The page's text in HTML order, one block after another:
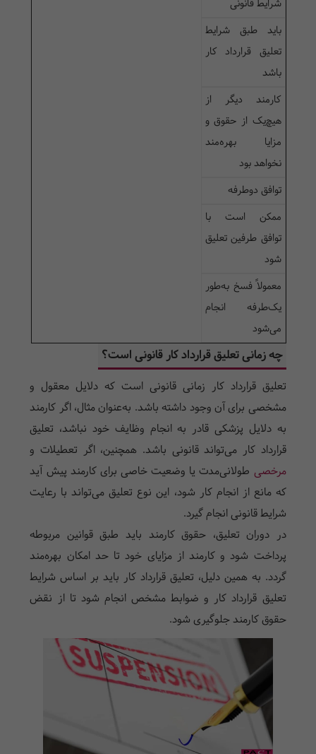
شرایط قانونی
باید طبق شرایط
تعلیق قرارداد کار
باشد
کارمند دیگر از
هیچ‌یک از حقوق و
مزایا بهره‌مند
نخواهد بود
توافق دوطرفه
ممکن است با
توافق طرفین تعلیق
شود
معمولاً فسخ به‌طور
یک‌طرفه انجام
می‌شود
چه زمانی تعلیق قرارداد کار قانونی است؟
تعلیق قرارداد کار زمانی قانونی است که دلایل معقول و
مشخصی برای آن وجود داشته باشد. به‌عنوان مثال، اگر کارمند
به دلایل پزشکی قادر به انجام وظایف خود نباشد، تعلیق
قرارداد کار می‌تواند قانونی باشد. همچنین، اگر تعطیلات و
مرخصی طولانی‌مدت یا وضعیت خاصی برای کارمند پیش آید
که مانع از انجام کار شود، این نوع تعلیق می‌تواند با رعایت
شرایط قانونی انجام گیرد.
در دوران تعلیق، حقوق کارمند باید طبق قوانین مربوطه
پرداخت شود و کارمند از مزایای خود تا حد امکان بهره‌مند
گردد. به همین دلیل، تعلیق قرارداد کار باید بر اساس شرایط
تعلیق قرارداد کار و ضوابط مشخص انجام شود تا از نقض
حقوق کارمند جلوگیری شود.